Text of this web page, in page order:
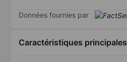
Données fournies par
Caractéristiques principales